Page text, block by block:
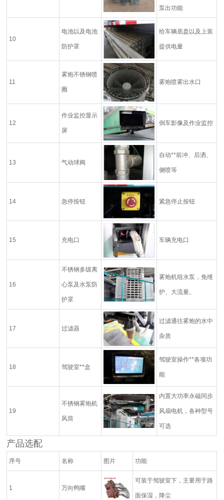
泵出功能
10
电池以及电池
防护罩
给车辆底盘以及上装
提供电量
11
雾炮不锈钢喷
圈
雾炮喷雾出水口
12
作业监控显示
屏
倒车影像及作业监控
13 气动球阀
自动**前冲、后洒、
侧喷等
14 急停按钮 紧急停止按钮
15 充电口 车辆充电口
16
不锈钢多级离
心泵及水泵防
护罩
雾炮机组水泵，免维
护、大流量。
17 过滤器
过滤通往雾炮的水中
杂质
18 驾驶室**盒
驾驶室操作**各项功
能
19
不锈钢雾炮机
风筒
内置大功率永磁同步
风扇电机，各种型号
可选
产品选配
序号 名称 图片 功能
1 万向鸭嘴
可装于驾驶室下，主要用于路
面保湿，降尘